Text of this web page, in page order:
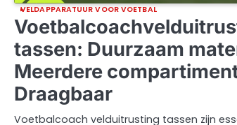
VELDAPPARATUUR VOOR VOETBAL
tassen: Duurzaam
Meerdere
Draagbaar
Voetbalcoach velduitrusting tassen zijn